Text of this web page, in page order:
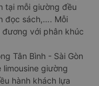
tại mỗi giường đều
đọc sách,…. Mỗi
với phân khúc
Tân Bình - Sài Gòn
giường
hành khách lựa